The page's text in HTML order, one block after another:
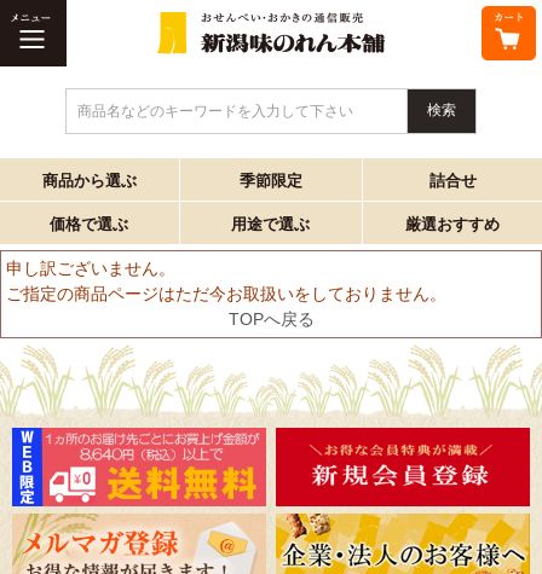
商品名などのキーワードを入力して下さい
商品から選ぶ 季節限定 詰合せ
価格で選ぶ 用途で選ぶ 厳選おすすめ
申し訳ございません。
ご指定の商品ページはただ今お取扱いをしておりません。
TOPへ戻る